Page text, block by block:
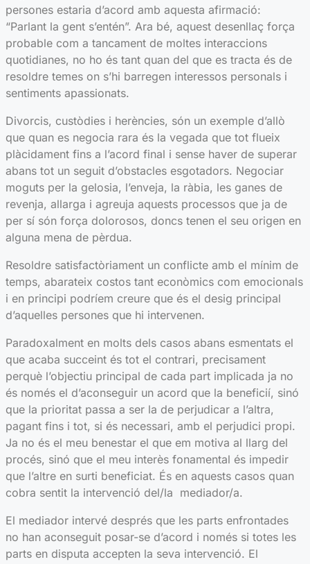
persones estaria d’acord amb aquesta afirmació:
“Parlant la gent s’entén”. Ara bé, aquest desenllaç força
probable com a tancament de moltes interaccions
quotidianes, no ho és tant quan del que es tracta és de
resoldre temes on s’hi barregen interessos personals i
sentiments apassionats.
Divorcis, custòdies i herències, són un exemple d’allò
que quan es negocia rara és la vegada que tot flueix
plàcidament fins a l’acord final i sense haver de superar
abans tot un seguit d’obstacles esgotadors. Negociar
moguts per la gelosia, l’enveja, la ràbia, les ganes de
revenja, allarga i agreuja aquests processos que ja de
per sí són força dolorosos, doncs tenen el seu origen en
alguna mena de pèrdua.
Resoldre satisfactòriament un conflicte amb el mínim de
temps, abarateix costos tant econòmics com emocionals
i en principi podríem creure que és el desig principal
d’aquelles persones que hi intervenen.
Paradoxalment en molts dels casos abans esmentats el
que acaba succeint és tot el contrari, precisament
perquè l’objectiu principal de cada part implicada ja no
és només el d’aconseguir un acord que la beneficií, sinó
que la prioritat passa a ser la de perjudicar a l’altra,
pagant fins i tot, si és necessari, amb el perjudici propi.
Ja no és el meu benestar el que em motiva al llarg del
procés, sinó que el meu interès fonamental és impedir
que l’altre en surti beneficiat. És en aquests casos quan
cobra sentit la intervenció del/la mediador/a.
El mediador intervé després que les parts enfrontades
no han aconseguit posar-se d’acord i només si totes les
parts en disputa accepten la seva intervenció. El